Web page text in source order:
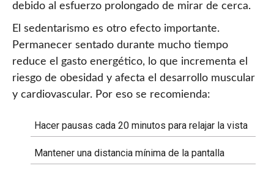
debido al esfuerzo prolongado de mirar de cerca.
El sedentarismo es otro efecto importante.
Permanecer sentado durante mucho tiempo
reduce el gasto energético, lo que incrementa el
riesgo de obesidad y afecta el desarrollo muscular
y cardiovascular. Por eso se recomienda:
Hacer pausas cada 20 minutos para relajar la vista
Mantener una distancia mínima de la pantalla